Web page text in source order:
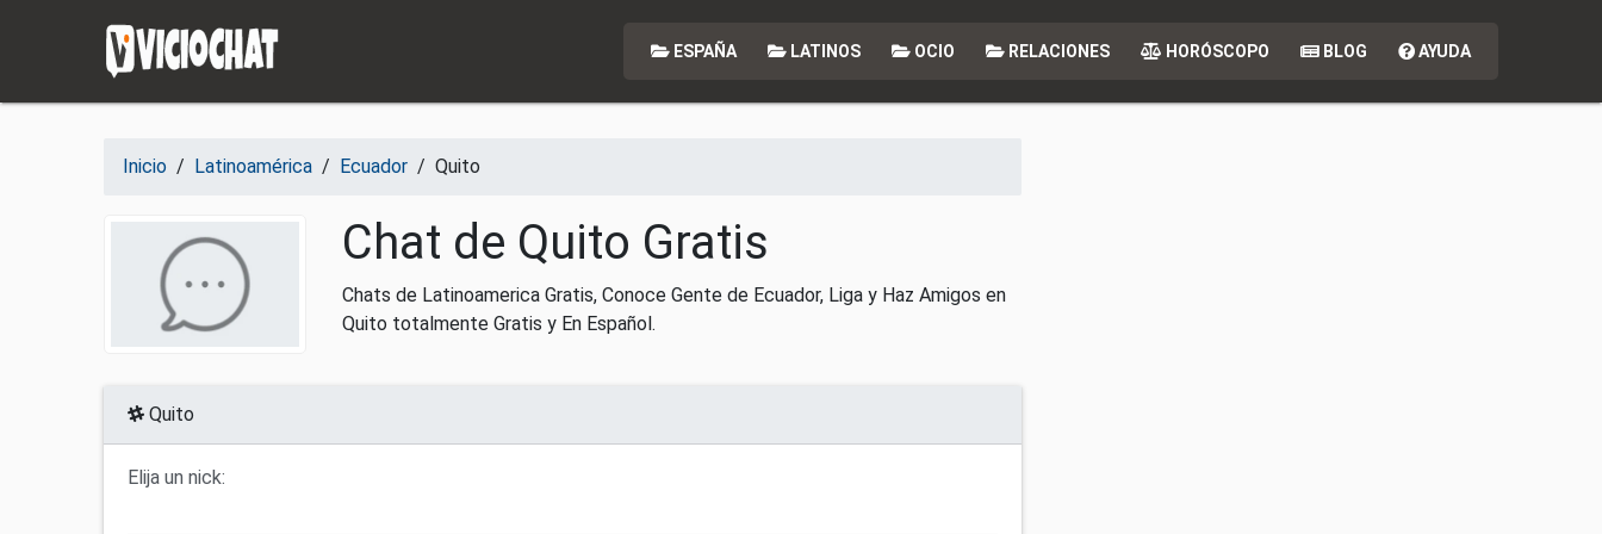
ESPAÑA LATINOS OCIO RELACIONES HORÓSCOPO BLOG AYUDA
Inicio / Latinoamérica / Ecuador / Quito
Chat de Quito Gratis
Chats de Latinoamerica Gratis, Conoce Gente de Ecuador, Liga y Haz Amigos en
Quito totalmente Gratis y En Español.
Quito
Elija un nick: